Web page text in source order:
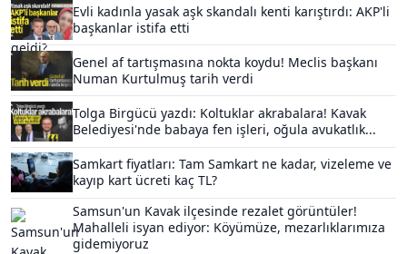
Evli kadınla yasak aşk skandalı kenti karıştırdı: AKP'li
başkanlar istifa etti
Genel af tartışmasına nokta koydu! Meclis başkanı
Numan Kurtulmuş tarih verdi
Tolga Birgücü yazdı: Koltuklar akrabalara! Kavak
Belediyesi'nde babaya fen işleri, oğula avukatlık...
Samkart fiyatları: Tam Samkart ne kadar, vizeleme ve
kayıp kart ücreti kaç TL?
Samsun'un Kavak ilçesinde rezalet görüntüler!
Mahalleli isyan ediyor: Köyümüze, mezarlıklarımıza
gidemiyoruz